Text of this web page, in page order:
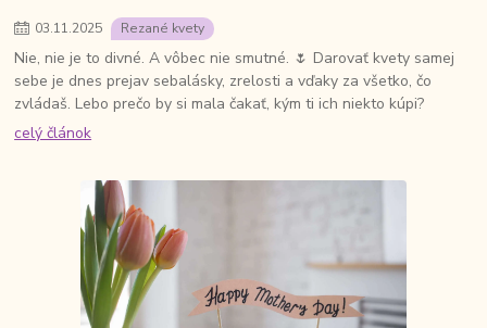
03.11.2025 Rezané kvety
Nie, nie je to divné. A vôbec nie smutné. 🌷 Darovať kvety samej
sebe je dnes prejav sebalásky, zrelosti a vďaky za všetko, čo
zvládaš. Lebo prečo by si mala čakať, kým ti ich niekto kúpi?
celý článok